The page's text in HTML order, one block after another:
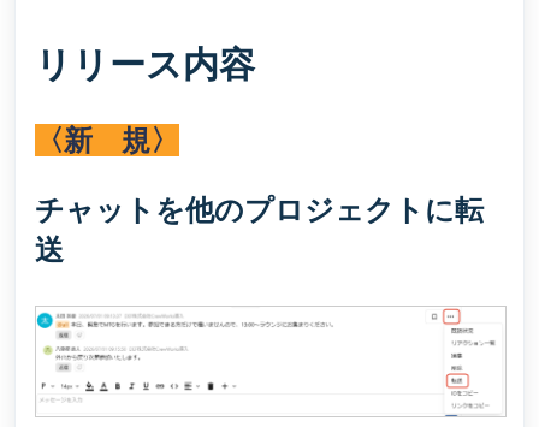
リリース内容
〈新 規〉
チャットを他のプロジェクトに転
送